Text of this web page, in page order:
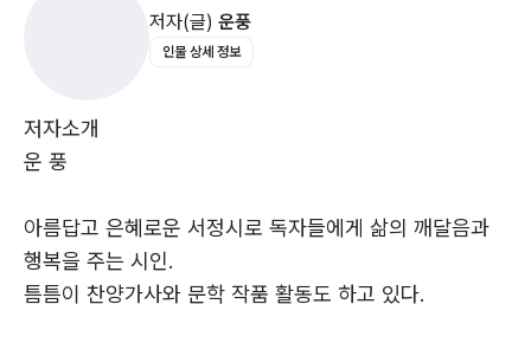
내가 뭐라고030
우리 엄마의 소리031
에스더의 고백032
저자(글) 운풍
인물 상세 정보
저자소개
운 풍
아름답고 은혜로운 서정시로 독자들에게 삶의 깨달음과
행복을 주는 시인.
틈틈이 찬양가사와 문학 작품 활동도 하고 있다.